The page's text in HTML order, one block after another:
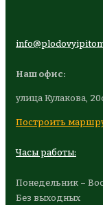
Наш офис:
улица Кулакова,
Построить
Часы работы:
Понедельник –
Без выходных